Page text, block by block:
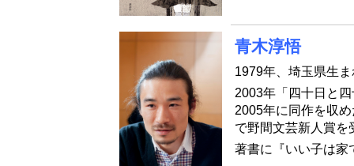
青木淳悟
1979年、埼玉県生
2003年「四十日と
2005年に同作を収
で野間文芸新人賞を
著書に『いい子は家